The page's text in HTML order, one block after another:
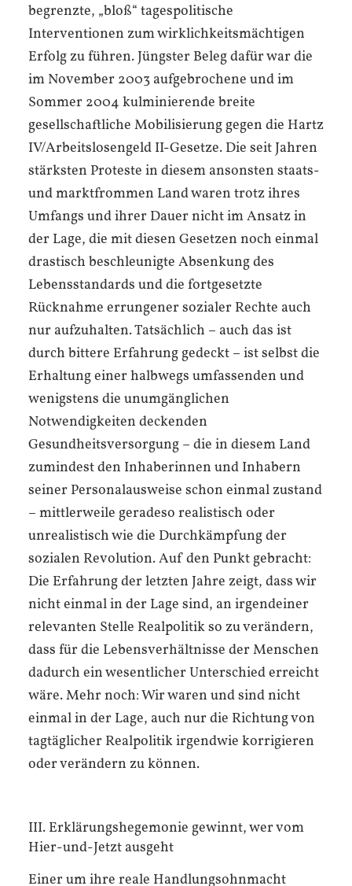
begrenzte, „bloß“ tagespolitische
Interventionen zum wirklichkeitsmächtigen
Erfolg zu führen. Jüngster Beleg dafür war die
im November 2003 aufgebrochene und im
Sommer 2004 kulminierende breite
gesellschaftliche Mobilisierung gegen die Hartz
IV/Arbeitslosengeld II-Gesetze. Die seit Jahren
stärksten Proteste in diesem ansonsten staats-
und marktfrommen Land waren trotz ihres
Umfangs und ihrer Dauer nicht im Ansatz in
der Lage, die mit diesen Gesetzen noch einmal
drastisch beschleunigte Absenkung des
Lebensstandards und die fortgesetzte
Rücknahme errungener sozialer Rechte auch
nur aufzuhalten. Tatsächlich – auch das ist
durch bittere Erfahrung gedeckt – ist selbst die
Erhaltung einer halbwegs umfassenden und
wenigstens die unumgänglichen
Notwendigkeiten deckenden
Gesundheitsversorgung – die in diesem Land
zumindest den Inhaberinnen und Inhabern
seiner Personalausweise schon einmal zustand
– mittlerweile geradeso realistisch oder
unrealistisch wie die Durchkämpfung der
sozialen Revolution. Auf den Punkt gebracht:
Die Erfahrung der letzten Jahre zeigt, dass wir
nicht einmal in der Lage sind, an irgendeiner
relevanten Stelle Realpolitik so zu verändern,
dass für die Lebensverhältnisse der Menschen
dadurch ein wesentlicher Unterschied erreicht
wäre. Mehr noch: Wir waren und sind nicht
einmal in der Lage, auch nur die Richtung von
tagtäglicher Realpolitik irgendwie korrigieren
oder verändern zu können.
III. Erklärungshegemonie gewinnt, wer vom
Hier-und-Jetzt ausgeht
Einer um ihre reale Handlungsohnmacht